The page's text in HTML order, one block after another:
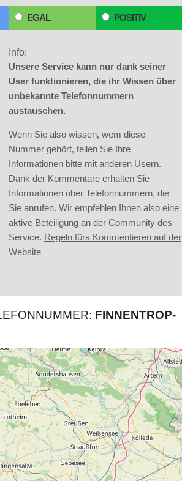
EGAL POSITIV
Info:
Unsere Service kann nur dank seiner
User funktionieren, die ihr Wissen über
unbekannte Telefonnummern
austauschen.
Wenn Sie also wissen, wem diese
Nummer gehört, teilen Sie Ihre
Informationen bitte mit anderen Usern.
Dank der Kommentare erhalten Sie
Informationen über Telefonnummern, die
Sie anrufen. Wir empfehlen Ihnen also eine
aktive Beteiligung an der Community des
Service. Regeln fürs Kommentieren auf der
Website
FINNENTROP-